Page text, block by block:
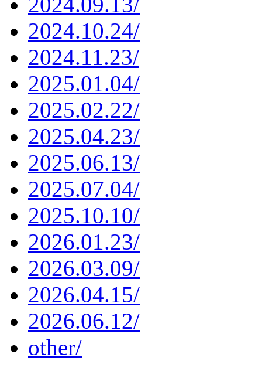
2024.10.24/
2024.11.23/
2025.01.04/
2025.02.22/
2025.04.23/
2025.06.13/
2025.07.04/
2025.10.10/
2026.01.23/
2026.03.09/
2026.04.15/
2026.06.12/
other/